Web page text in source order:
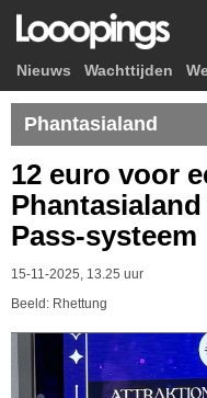
Nieuws Wachttijden
Phantasialand
12 euro voor
Pass-systeem
15-11-2025, 13.25 uur
Beeld: Rhettung